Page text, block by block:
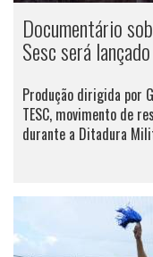
Documentário
Sesc será
Produção dirigida por
TESC, movimento de
durante a Ditadura